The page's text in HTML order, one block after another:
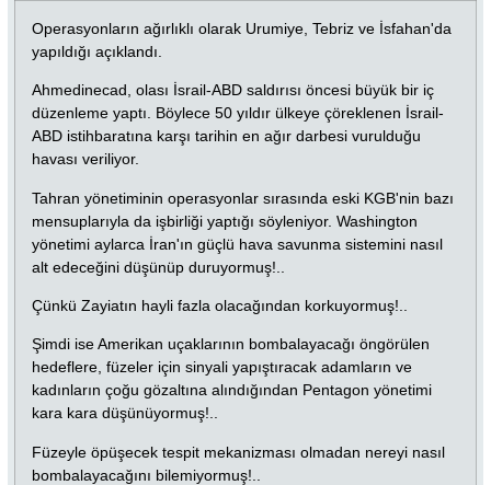
Operasyonların ağırlıklı olarak Urumiye, Tebriz ve İsfahan'da
yapıldığı açıklandı.
Ahmedinecad, olası İsrail-ABD saldırısı öncesi büyük bir iç
düzenleme yaptı. Böylece 50 yıldır ülkeye çöreklenen İsrail-
ABD istihbaratına karşı tarihin en ağır darbesi vurulduğu
havası veriliyor.
Tahran yönetiminin operasyonlar sırasında eski KGB'nin bazı
mensuplarıyla da işbirliği yaptığı söyleniyor. Washington
yönetimi aylarca İran'ın güçlü hava savunma sistemini nasıl
alt edeceğini düşünüp duruyormuş!..
Çünkü Zayiatın hayli fazla olacağından korkuyormuş!..
Şimdi ise Amerikan uçaklarının bombalayacağı öngörülen
hedeflere, füzeler için sinyali yapıştıracak adamların ve
kadınların çoğu gözaltına alındığından Pentagon yönetimi
kara kara düşünüyormuş!..
Füzeyle öpüşecek tespit mekanizması olmadan nereyi nasıl
bombalayacağını bilemiyormuş!..